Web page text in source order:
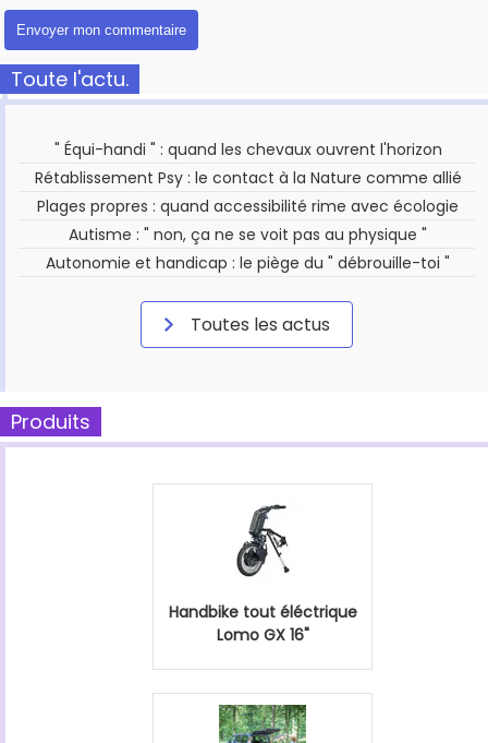
Toute l'actu.
" Équi-handi " : quand les chevaux ouvrent l'horizon
Rétablissement Psy : le contact à la Nature comme allié
Plages propres : quand accessibilité rime avec écologie
Autisme : " non, ça ne se voit pas au physique "
Autonomie et handicap : le piège du " débrouille-toi "
Toutes les actus
Produits
Handbike tout éléctrique
Lomo GX 16"